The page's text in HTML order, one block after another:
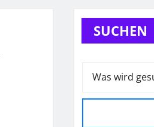
SUCHEN